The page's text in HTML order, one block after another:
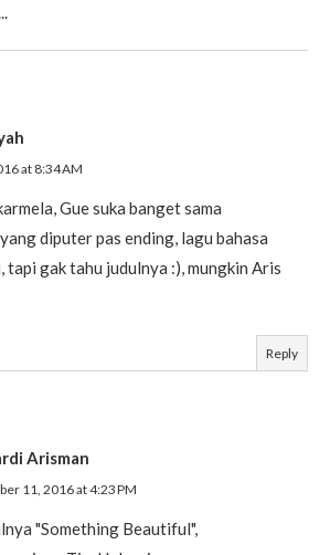
at 8:34 AM
Gue suka banget sama
diputer pas ending, lagu bahasa
gak tahu judulnya :), mungkin Aris
Reply
Arisman
11, 2016 at 4:23 PM
"Something Beautiful",